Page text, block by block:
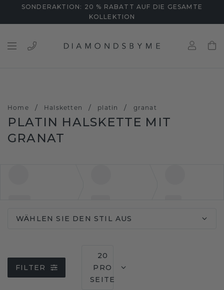
SONDERAKTION: 20 % RABATT AUF DIE GESAMTE
KOLLEKTION
Home / Halsketten / platin / granat
PLATIN HALSKETTE MIT
GRANAT
WÄHLEN SIE DEN STIL AUS
FILTER
20
PRO
SEITE